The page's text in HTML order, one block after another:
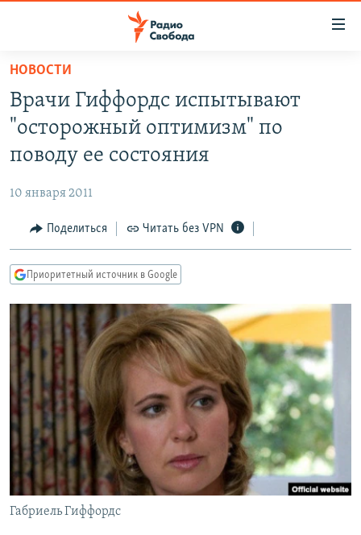
упрощенного
доступа
Вернуться
основному
Вернутся
Вернутся
поиску
ПОДКАСТЫ
АВТОРСКИЕ ПРОЕКТЫ
МНЕНИЯ
КУЛЬТУРА
КАВКАЗ.РЕАЛИИ
СЕВЕР.РЕАЛИИ
СИБИРЬ.РЕАЛИИ
РАСПИСАНИЕ ВЕЩАНИЯ
ПОДПИШИТЕСЬ НА РАССЫЛКУ
СОЦИАЛЬНЫЕ СЕТИ
НОВОСТИ
Врачи Гиффордс испытывают
"осторожный оптимизм" по
поводу ее состояния
10 января 2011
Поделиться Читать без VPN
Приоритетный источник в Google
Габриель Гиффордс